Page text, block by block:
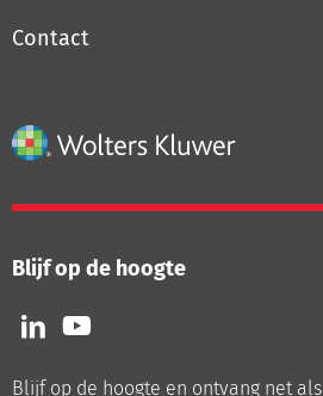
Contact
Blijf op de hoogte
Volg
ons
Volg
ons
Blijf op de hoogte en ontvang net als